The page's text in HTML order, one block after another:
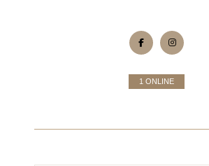
1 ONLINE